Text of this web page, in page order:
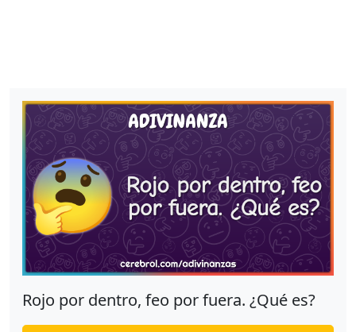
Rojo por dentro, feo por fuera. ¿Qué es?